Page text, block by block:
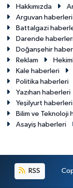
Hakkımızda
Arguvan haberleri
Battalgazi
Darende
Doğanşehir
Reklam
Kale haberleri
Politika haberleri
Yazıhan haberleri
Yeşilyurt haberleri
Bilim ve Teknoloji
Asayiş haberleri
RSS